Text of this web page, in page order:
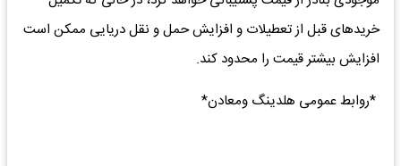
خریدهای قبل از تعطیلات و افزایش حمل و نقل دریایی ممکن است
افزایش بیشتر قیمت را محدود کند.
*روابط عمومی هلدینگ ومعادن*